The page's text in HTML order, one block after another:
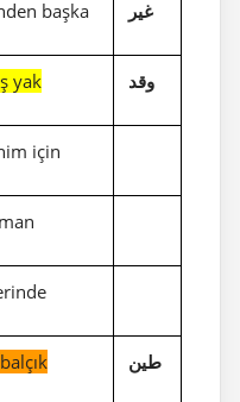
başka غير
yak وقد
için
طين